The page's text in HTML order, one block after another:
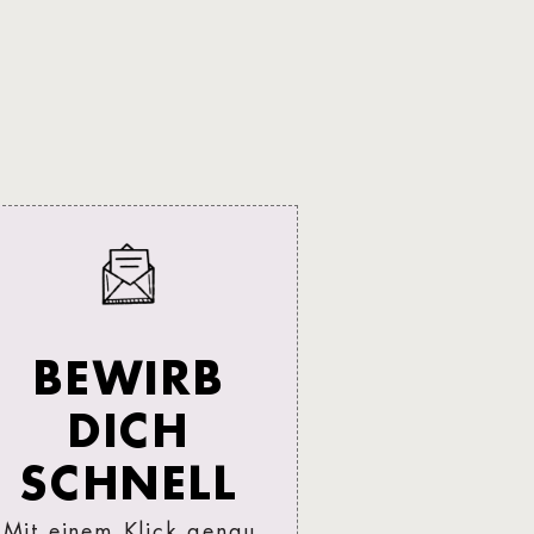
BEWIRB
DICH
SCHNELL